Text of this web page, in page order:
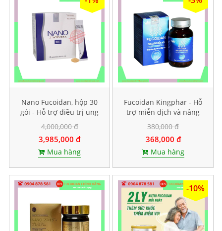
Nano Fucoidan, hộp 30
gói - Hỗ trợ điều trị ung
4,000,000 đ
3,985,000 đ
Mua hàng
Fucoidan Kingphar - Hỗ
trợ miễn dịch và nâng
cao sức đề kháng, Hộp 40
viên
380,000 đ
368,000 đ
Mua hàng
-10%